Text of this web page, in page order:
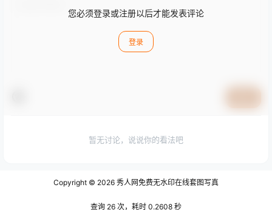
您必须登录或注册以后才能发表评论
登录
暂无讨论，说说你的看法吧
Copyright © 2026 秀人网免费无水印在线套图写真
查询 26 次，耗时 0.2608 秒